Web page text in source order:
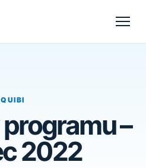
QUIBI
–
2022